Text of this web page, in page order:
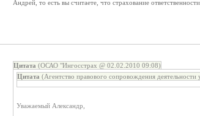
Андрей, то есть вы считаете, что страхование
Цитата (ОСАО "Ингосстрах @ 02.02.2010 09:08)
Цитата (Агентство правового сопровождения
Уважаемый Александр,